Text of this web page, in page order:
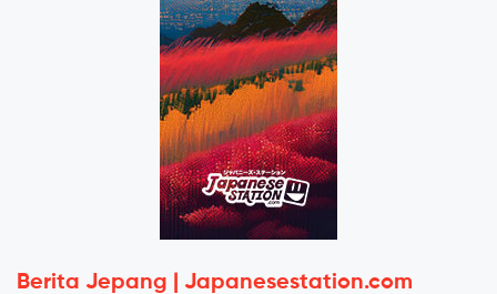
Berita Jepang | Japanesestation.com